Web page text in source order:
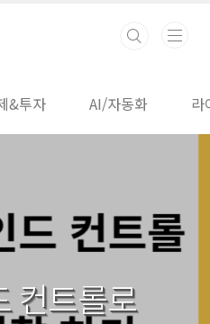
&투자 AI/자동화 라
컨트롤로